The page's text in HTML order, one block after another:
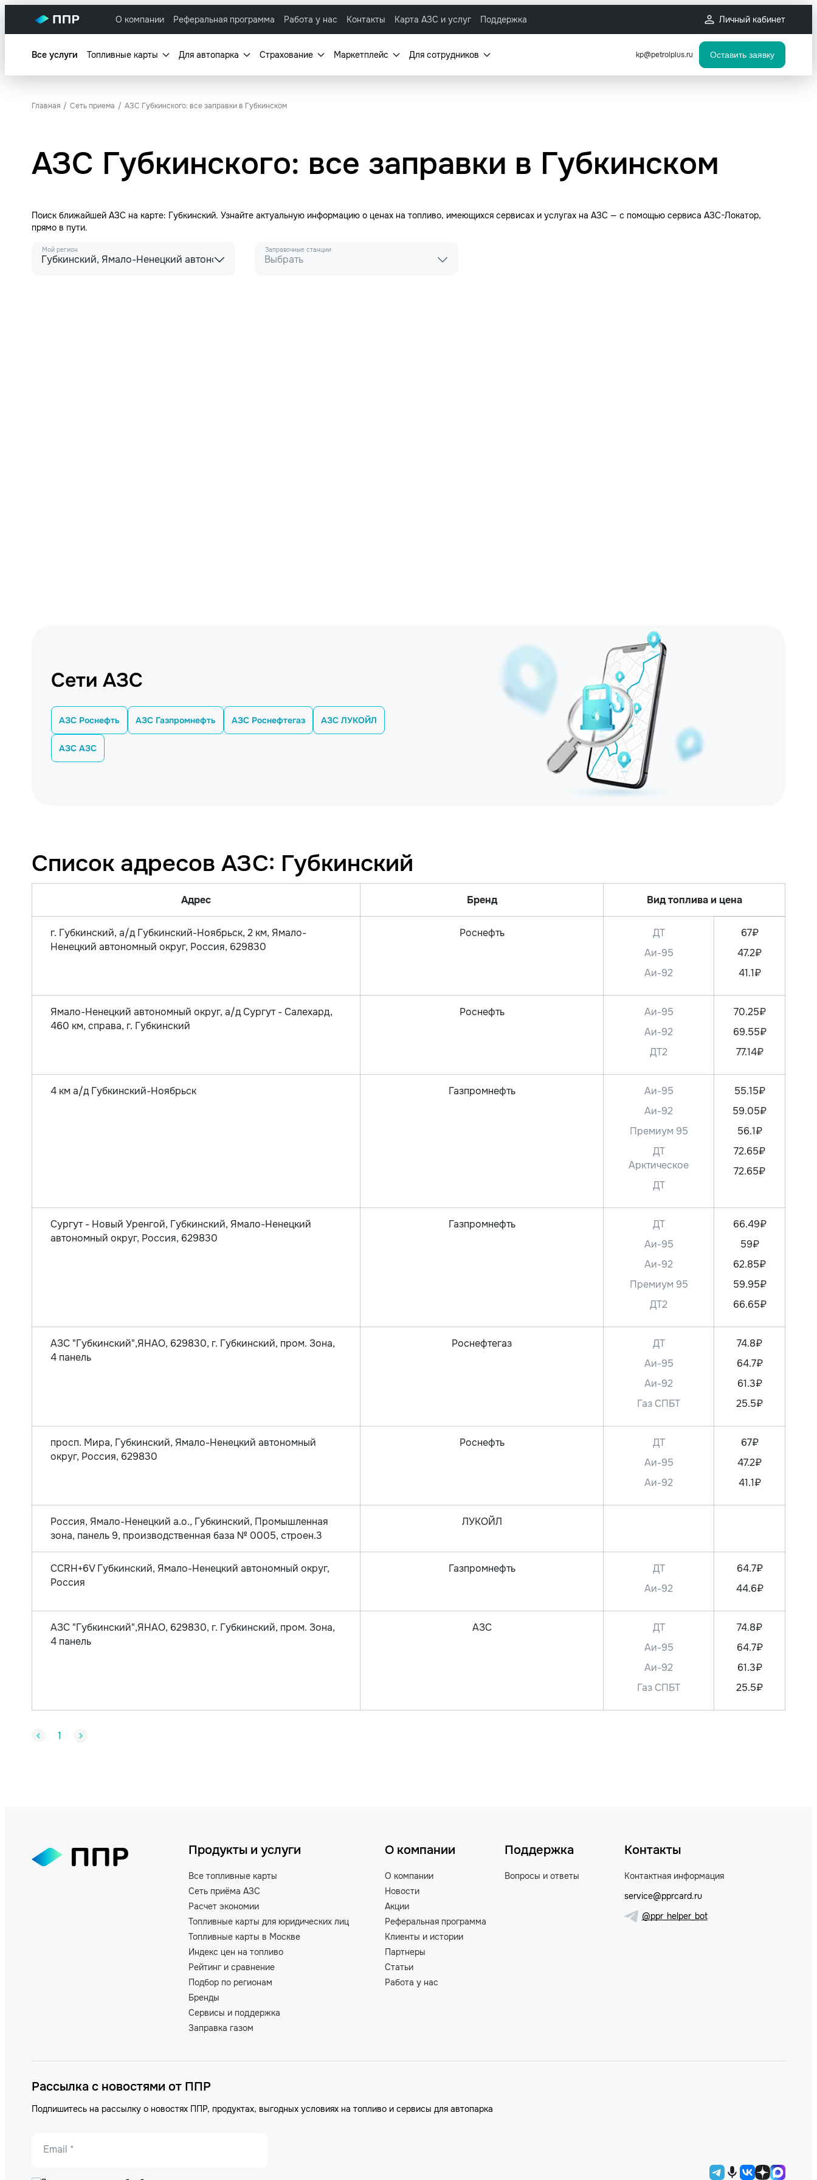
О компании Реферальная программа Работа у нас Контакты Карта АЗС и услуг Поддержка Личный кабинет
Все услуги Топливные карты Для автопарка Страхование Маркетплейс Для сотрудников kp@petrolplus.ru Оставить заявку
Главная Сеть приема АЗС Губкинского: все заправки в Губкинском
АЗС Губкинского: все заправки в Губкинском
Поиск ближайшей АЗС на карте: Губкинский. Узнайте актуальную информацию о ценах на топливо, имеющихся сервисах и услугах на АЗС — с помощью сервиса АЗС-Локатор,
прямо в пути.
Мой регион
Губкинский, Ямало-Ненецкий автономный округ
Заправочные станции
Выбрать
Сети АЗС
АЗС Роснефть АЗС Газпромнефть АЗС Роснефтегаз АЗС ЛУКОЙЛ
АЗС АЗС
Список адресов АЗС: Губкинский
Адрес Бренд Вид топлива и цена
г. Губкинский, а/д Губкинский-Ноябрьск, 2 км, Ямало-
Ненецкий автономный округ, Россия, 629830
Роснефть
ДТ
Аи-95
Аи-92
67₽
47.2₽
41.1₽
Ямало-Ненецкий автономный округ, а/д Сургут - Салехард,
460 км, справа, г. Губкинский
Роснефть
Аи-95
Аи-92
ДТ2
70.25₽
69.55₽
77.14₽
4 км а/д Губкинский-Ноябрьск Газпромнефть
Аи-95
Аи-92
Премиум 95
ДТ
Арктическое
ДТ
55.15₽
59.05₽
56.1₽
72.65₽
72.65₽
Сургут - Новый Уренгой, Губкинский, Ямало-Ненецкий
автономный округ, Россия, 629830
Газпромнефть
ДТ
Аи-95
Аи-92
Премиум 95
ДТ2
66.49₽
59₽
62.85₽
59.95₽
66.65₽
АЗС "Губкинский",ЯНАО, 629830, г. Губкинский, пром. Зона,
4 панель
Роснефтегаз
ДТ
Аи-95
Аи-92
Газ СПБТ
74.8₽
64.7₽
61.3₽
25.5₽
просп. Мира, Губкинский, Ямало-Ненецкий автономный
округ, Россия, 629830
Роснефть
ДТ
Аи-95
Аи-92
67₽
47.2₽
41.1₽
Россия, Ямало-Ненецкий а.о., Губкинский, Промышленная
зона, панель 9, производственная база № 0005, строен.3
ЛУКОЙЛ
CCRH+6V Губкинский, Ямало-Ненецкий автономный округ,
Россия
Газпромнефть
ДТ
Аи-92
64.7₽
44.6₽
АЗС "Губкинский",ЯНАО, 629830, г. Губкинский, пром. Зона,
4 панель
АЗС
ДТ
Аи-95
Аи-92
Газ СПБТ
74.8₽
64.7₽
61.3₽
25.5₽
1
Продукты и услуги
Все топливные карты
Сеть приёма АЗС
Расчет экономии
Топливные карты для юридических лиц
Топливные карты в Москве
Индекс цен на топливо
Рейтинг и сравнение
Подбор по регионам
Бренды
Сервисы и поддержка
Заправка газом
О компании
О компании
Новости
Акции
Реферальная программа
Клиенты и истории
Партнеры
Статьи
Работа у нас
Поддержка
Вопросы и ответы
Контакты
Контактная информация
service@pprcard.ru
@ppr_helper_bot
Рассылка с новостями от ППР
Подпишитесь на рассылку о новостях ППР, продуктах, выгодных условиях на топливо и сервисы для автопарка
Email *